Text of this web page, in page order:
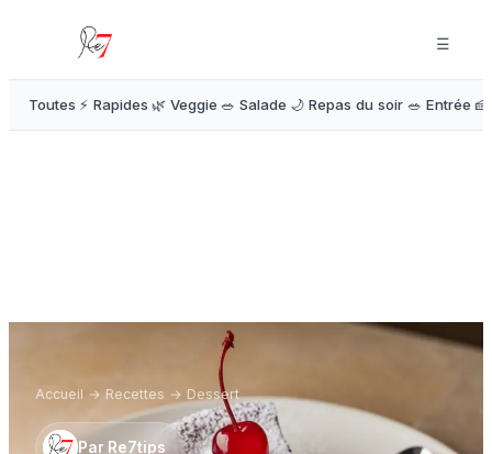
☰
Toutes ⚡ Rapides 🌿 Veggie 🥗 Salade 🌙 Repas du soir 🥗 Entrée
Accueil → Recettes → Dessert
Par Re7tips